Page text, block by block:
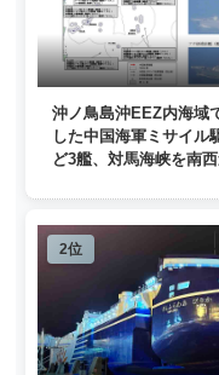
沖ノ鳥島沖EEZ内海域
した中国海軍ミサイル
ど3艦、対馬海峡を南
2位